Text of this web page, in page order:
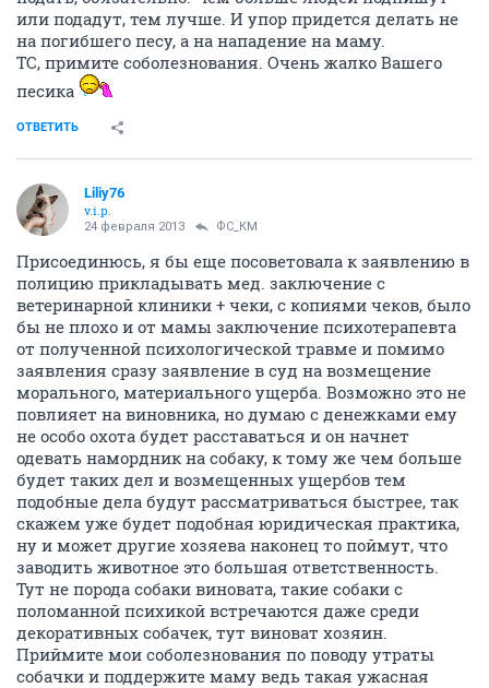
или подадут, тем лучше. И упор придется делать не
на погибшего песу, а на нападение на маму.
ТС, примите соболезнования. Очень жалко Вашего
песика
ОТВЕТИТЬ
Liliy76
v.i.p.
24 февраля 2013 ФС_КМ
Присоединюсь, я бы еще посоветовала к заявлению в
полицию прикладывать мед. заключение с
ветеринарной клиники + чеки, с копиями чеков, было
бы не плохо и от мамы заключение психотерапевта
от полученной психологической травме и помимо
заявления сразу заявление в суд на возмещение
морального, материального ущерба. Возможно это не
повлияет на виновника, но думаю с денежками ему
не особо охота будет расставаться и он начнет
одевать намордник на собаку, к тому же чем больше
будет таких дел и возмещенных ущербов тем
подобные дела будут рассматриваться быстрее, так
скажем уже будет подобная юридическая практика,
ну и может другие хозяева наконец то поймут, что
заводить животное это большая ответственность.
Тут не порода собаки виновата, такие собаки с
поломанной психикой встречаются даже среди
декоративных собачек, тут виноват хозяин.
Приймите мои соболезнования по поводу утраты
собачки и поддержите маму ведь такая ужасная